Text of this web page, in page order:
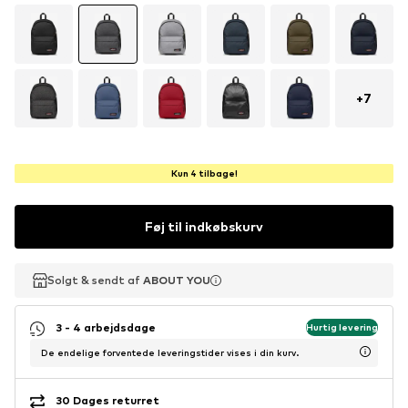
+7
Kun 4 tilbage!
Føj til indkøbskurv
Solgt & sendt af ABOUT YOU
Solgt & sendt af ABOUT YOU
3 - 4 arbejdsdage Hurtig levering
De endelige forventede leveringstider vises i din kurv.
30 Dages returret